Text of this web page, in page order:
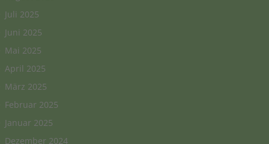
Juli 2025
Juni 2025
Mai 2025
April 2025
März 2025
Februar 2025
Januar 2025
Dezember 2024